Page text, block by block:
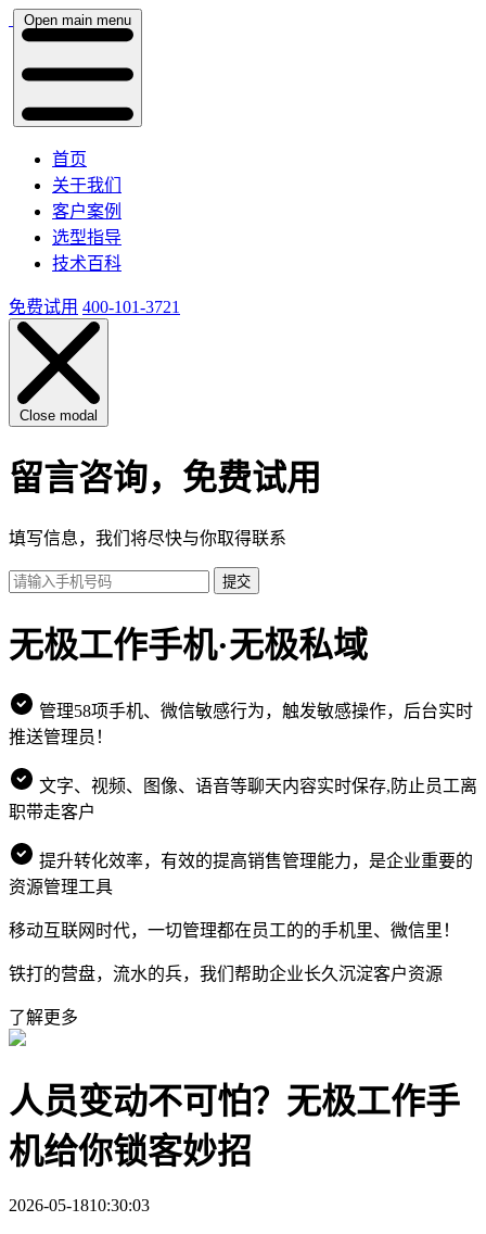
Open main menu
首页
关于我们
客户案例
选型指导
技术百科
免费试用 400-101-3721
Close modal
留言咨询，免费试用
填写信息，我们将尽快与你取得联系
提交
无极工作手机·无极私域
管理58项手机、微信敏感行为，触发敏感操作，后台实时
推送管理员！
文字、视频、图像、语音等聊天内容实时保存,防止员工离
职带走客户
提升转化效率，有效的提高销售管理能力，是企业重要的
资源管理工具
移动互联网时代，一切管理都在员工的的手机里、微信里！
铁打的营盘，流水的兵，我们帮助企业长久沉淀客户资源
了解更多
人员变动不可怕？无极工作手
机给你锁客妙招
2026-05-1810:30:03